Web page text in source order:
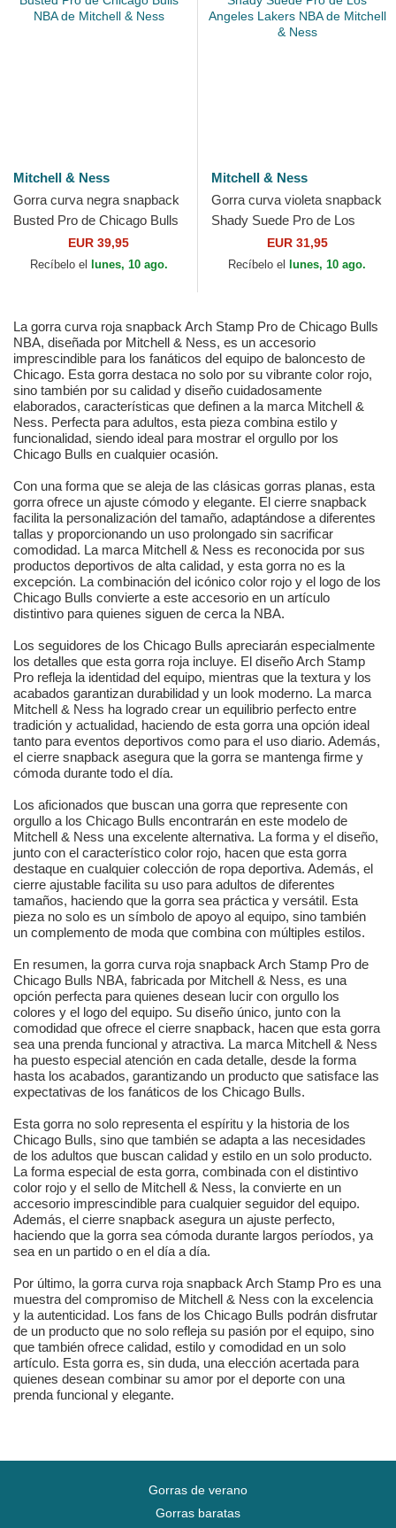
Mitchell & Ness
Gorra curva negra snapback
Busted Pro de Chicago Bulls
NBA de Mitchell & Ness
EUR 39,95
Recíbelo el lunes, 10 ago.
Mitchell & Ness
Gorra curva violeta snapback
Shady Suede Pro de Los
Angeles Lakers NBA de
Mitchell & Ness
EUR 31,95
Recíbelo el lunes, 10 ago.
La gorra curva roja snapback Arch Stamp Pro de Chicago Bulls
NBA, diseñada por Mitchell & Ness, es un accesorio
imprescindible para los fanáticos del equipo de baloncesto de
Chicago. Esta gorra destaca no solo por su vibrante color rojo,
sino también por su calidad y diseño cuidadosamente
elaborados, características que definen a la marca Mitchell &
Ness. Perfecta para adultos, esta pieza combina estilo y
funcionalidad, siendo ideal para mostrar el orgullo por los
Chicago Bulls en cualquier ocasión.
Con una forma que se aleja de las clásicas gorras planas, esta
gorra ofrece un ajuste cómodo y elegante. El cierre snapback
facilita la personalización del tamaño, adaptándose a diferentes
tallas y proporcionando un uso prolongado sin sacrificar
comodidad. La marca Mitchell & Ness es reconocida por sus
productos deportivos de alta calidad, y esta gorra no es la
excepción. La combinación del icónico color rojo y el logo de los
Chicago Bulls convierte a este accesorio en un artículo
distintivo para quienes siguen de cerca la NBA.
Los seguidores de los Chicago Bulls apreciarán especialmente
los detalles que esta gorra roja incluye. El diseño Arch Stamp
Pro refleja la identidad del equipo, mientras que la textura y los
acabados garantizan durabilidad y un look moderno. La marca
Mitchell & Ness ha logrado crear un equilibrio perfecto entre
tradición y actualidad, haciendo de esta gorra una opción ideal
tanto para eventos deportivos como para el uso diario. Además,
el cierre snapback asegura que la gorra se mantenga firme y
cómoda durante todo el día.
Los aficionados que buscan una gorra que represente con
orgullo a los Chicago Bulls encontrarán en este modelo de
Mitchell & Ness una excelente alternativa. La forma y el diseño,
junto con el característico color rojo, hacen que esta gorra
destaque en cualquier colección de ropa deportiva. Además, el
cierre ajustable facilita su uso para adultos de diferentes
tamaños, haciendo que la gorra sea práctica y versátil. Esta
pieza no solo es un símbolo de apoyo al equipo, sino también
un complemento de moda que combina con múltiples estilos.
En resumen, la gorra curva roja snapback Arch Stamp Pro de
Chicago Bulls NBA, fabricada por Mitchell & Ness, es una
opción perfecta para quienes desean lucir con orgullo los
colores y el logo del equipo. Su diseño único, junto con la
comodidad que ofrece el cierre snapback, hacen que esta gorra
sea una prenda funcional y atractiva. La marca Mitchell & Ness
ha puesto especial atención en cada detalle, desde la forma
hasta los acabados, garantizando un producto que satisface las
expectativas de los fanáticos de los Chicago Bulls.
Esta gorra no solo representa el espíritu y la historia de los
Chicago Bulls, sino que también se adapta a las necesidades
de los adultos que buscan calidad y estilo en un solo producto.
La forma especial de esta gorra, combinada con el distintivo
color rojo y el sello de Mitchell & Ness, la convierte en un
accesorio imprescindible para cualquier seguidor del equipo.
Además, el cierre snapback asegura un ajuste perfecto,
haciendo que la gorra sea cómoda durante largos períodos, ya
sea en un partido o en el día a día.
Por último, la gorra curva roja snapback Arch Stamp Pro es una
muestra del compromiso de Mitchell & Ness con la excelencia
y la autenticidad. Los fans de los Chicago Bulls podrán disfrutar
de un producto que no solo refleja su pasión por el equipo, sino
que también ofrece calidad, estilo y comodidad en un solo
artículo. Esta gorra es, sin duda, una elección acertada para
quienes desean combinar su amor por el deporte con una
prenda funcional y elegante.
Gorras de verano
Gorras baratas